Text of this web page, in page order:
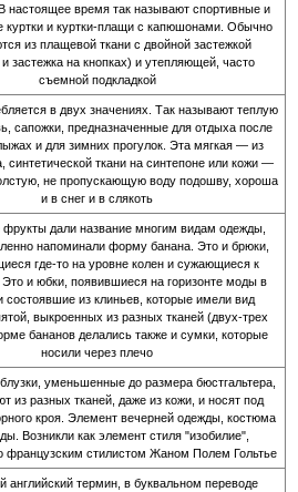
настоящее время так называют спортивные и
куртки и куртки-плащи с капюшонами. Обычно
из плащевой ткани с двойной застежкой
застежка на кнопках) и утепляющей, часто
съемной подкладкой
в двух значениях. Так называют теплую
сапожки, предназначенные для отдыха после
и для зимних прогулок. Эта мягкая — из
синтетической ткани на синтепоне или кожи —
не пропускающую воду подошву, хороша
и в снег и в слякоть
фрукты дали название многим видам одежды,
напоминали форму банана. Это и брюки,
где-то на уровне колен и сужающиеся к
и юбки, появившиеся на горизонте моды в
состоявшие из клиньев, которые имели вид
выкроенных из разных тканей (двух-трех
бананов делались также и сумки, которые
носили через плечо
уменьшенные до размера бюстгальтера,
из разных тканей, даже из кожи, и носят под
кроя. Элемент вечерней одежды, костюма
Возникли как элемент стиля "изобилие",
французским стилистом Жаном Полем Гольтье
английский термин, в буквальном переводе